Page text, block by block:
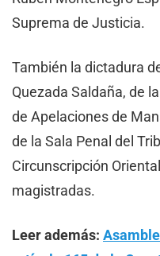
Suprema de Justicia.
También la dictadura
Quezada Saldaña, de
de Apelaciones de
de la Sala Penal del
Circunscripción
magistradas.
Leer además: